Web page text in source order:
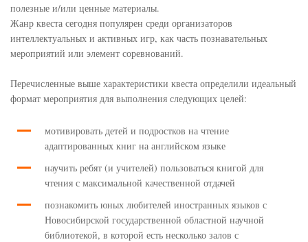
полезные и/или ценные материалы.
Жанр квеста сегодня популярен среди организаторов
интеллектуальных и активных игр, как часть познавательных
мероприятий или элемент соревнований.
Перечисленные выше характеристики квеста определили идеальный
формат мероприятия для выполнения следующих целей:
мотивировать детей и подростков на чтение
адаптированных книг на английском языке
научить ребят (и учителей) пользоваться книгой для
чтения с максимальной качественной отдачей
познакомить юных любителей иностранных языков с
Новосибирской государственной областной научной
библиотекой, в которой есть несколько залов с